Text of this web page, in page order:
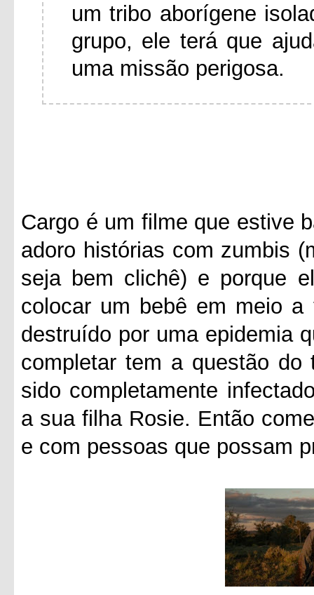
um tribo aborígene
grupo, ele terá que
uma missão perigosa.
Cargo é um filme que estive
adoro histórias com zumbis
seja bem clichê) e porque
colocar um bebê em meio
destruído por uma epidemia
completar tem a questão
sido completamente
a sua filha Rosie. Então
e com pessoas que possam